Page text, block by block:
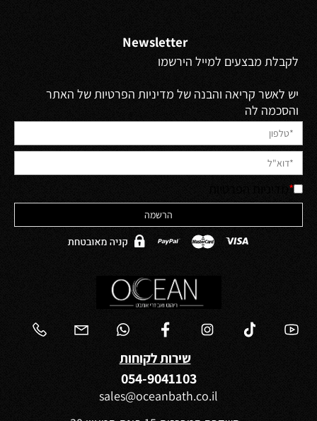
Newsletter
לקבלת מבצעים למייל הירשמו
יש לאשר קריאה והבנה של מדיניות הפרטיות של האתר
והסכמה לה
*
שירות לקוחות
054-9041103
sales@oceanbath.co.il